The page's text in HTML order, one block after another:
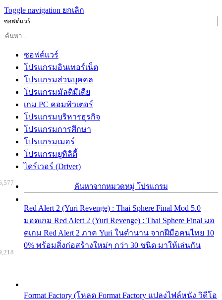
Toggle navigation ยกเลิก
ซอฟต์แวร์
ซอฟต์แวร์
โปรแกรมอินเทอร์เน็ต
โปรแกรมส่วนบุคคล
โปรแกรมมัลติมีเดีย
เกม PC คอมพิวเตอร์
โปรแกรมบริหารธุรกิจ
โปรแกรมการศึกษา
โปรแกรมเมอร์
โปรแกรมยูทิลิตี้
ไดร์เวอร์ (Driver)
ค้นหาจากหมวดหมู่ โปรแกรม
Red Alert 2 (Yuri Revenge) : Thai Sphere Final Mod 5.0
มอดเกม Red Alert 2 (Yuri Revenge) : Thai Sphere Final มอ
ดเกม Red Alert 2 ภาค Yuri ในตำนาน จากฝีมือคนไทย 10
0% พร้อมสิ่งก่อสร้างใหม่ๆ กว่า 30 ชนิด มาให้เล่นกัน
Format Factory (โหลด Format Factory แปลงไฟล์หนัง วิดีโอ